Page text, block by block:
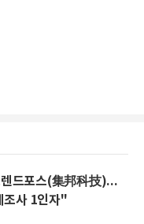
드포스(集邦科技)...
조사 1인자"